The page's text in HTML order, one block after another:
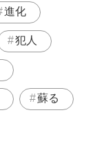
進化
犯人
蘇る